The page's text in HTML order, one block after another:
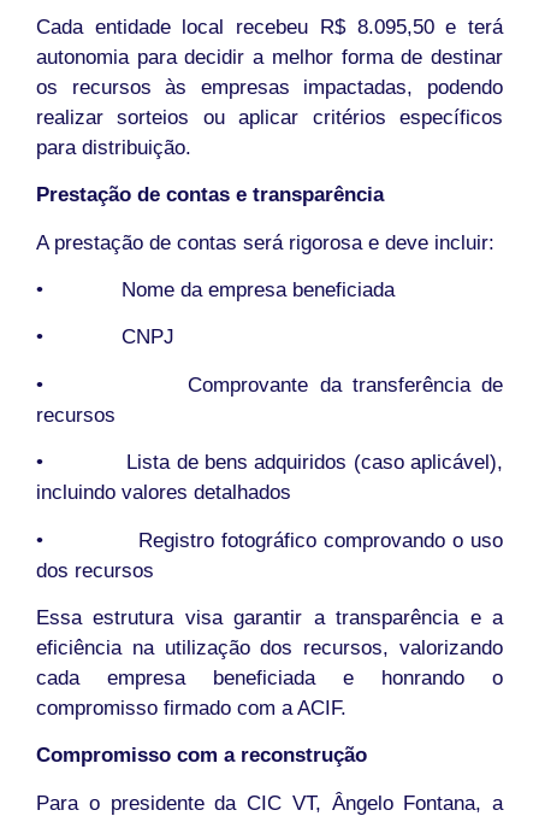
Cada entidade local recebeu R$ 8.095,50 e terá
autonomia para decidir a melhor forma de destinar
os recursos às empresas impactadas, podendo
realizar sorteios ou aplicar critérios específicos
para distribuição.
Prestação de contas e transparência
A prestação de contas será rigorosa e deve incluir:
• Nome da empresa beneficiada
• CNPJ
• Comprovante da transferência de
recursos
• Lista de bens adquiridos (caso aplicável),
incluindo valores detalhados
• Registro fotográfico comprovando o uso
dos recursos
Essa estrutura visa garantir a transparência e a
eficiência na utilização dos recursos, valorizando
cada empresa beneficiada e honrando o
compromisso firmado com a ACIF.
Compromisso com a reconstrução
Para o presidente da CIC VT, Ângelo Fontana, a